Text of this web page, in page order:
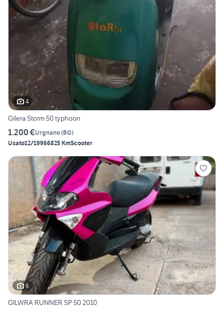
4
Gilera Storm 50 typhoon
1.200 €Urgnano(BG)
Usato12/19966825 KmScooter
6
GILWRA RUNNER SP 50 2010